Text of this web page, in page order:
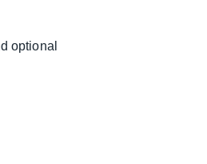
optional